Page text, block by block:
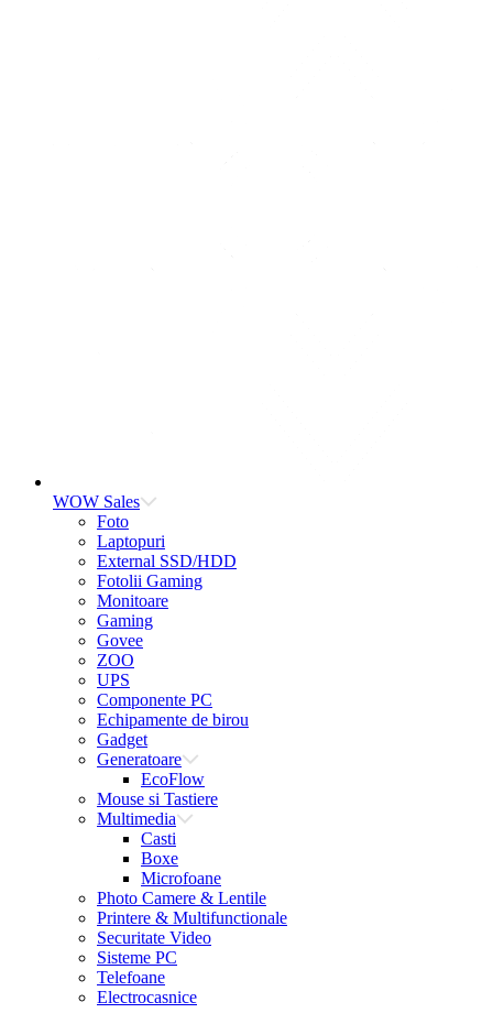
WOW Sales
Foto
Laptopuri
External SSD/HDD
Fotolii Gaming
Monitoare
Gaming
Govee
ZOO
UPS
Componente PC
Echipamente de birou
Gadget
Generatoare
EcoFlow
Mouse si Tastiere
Multimedia
Casti
Boxe
Microfoane
Photo Camere & Lentile
Printere & Multifunctionale
Securitate Video
Sisteme PC
Telefoane
Electrocasnice